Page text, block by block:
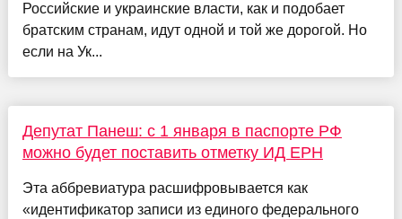
Российские и украинские власти, как и подобает
братским странам, идут одной и той же дорогой. Но
если на Ук...
Депутат Панеш: с 1 января в паспорте РФ
можно будет поставить отметку ИД ЕРН
Эта аббревиатура расшифровывается как
«идентификатор записи из единого федерального